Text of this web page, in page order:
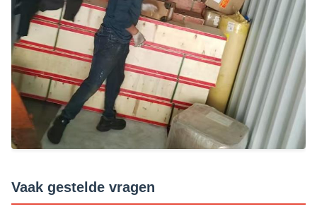
Vaak gestelde vragen